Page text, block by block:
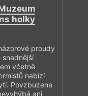
holky
proudy
snadnější
včetně
nabízí
Povzbuzena
ani